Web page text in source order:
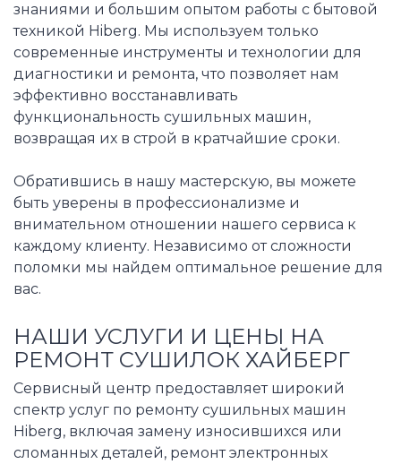
знаниями и большим опытом работы с бытовой
техникой Hiberg. Мы используем только
современные инструменты и технологии для
диагностики и ремонта, что позволяет нам
эффективно восстанавливать
функциональность сушильных машин,
возвращая их в строй в кратчайшие сроки.
Обратившись в нашу мастерскую, вы можете
быть уверены в профессионализме и
внимательном отношении нашего сервиса к
каждому клиенту. Независимо от сложности
поломки мы найдем оптимальное решение для
вас.
НАШИ УСЛУГИ И ЦЕНЫ НА
РЕМОНТ СУШИЛОК ХАЙБЕРГ
Сервисный центр предоставляет широкий
спектр услуг по ремонту сушильных машин
Hiberg, включая замену износившихся или
сломанных деталей, ремонт электронных